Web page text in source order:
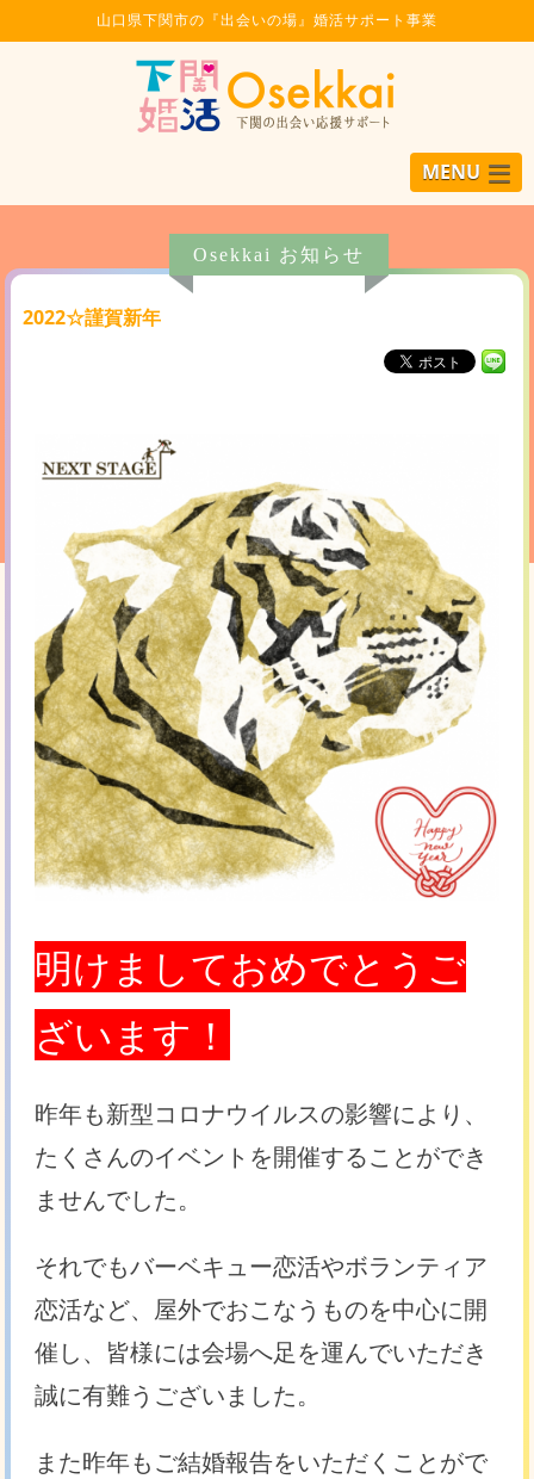
山口県下関市の『出会いの場』婚活サポート事業
MENU
Osekkai お知らせ
2022☆謹賀新年
明けましておめでとうご
ざいます！
昨年も新型コロナウイルスの影響により、
たくさんのイベントを開催することができ
ませんでした。
それでもバーベキュー恋活やボランティア
恋活など、屋外でおこなうものを中心に開
催し、皆様には会場へ足を運んでいただき
誠に有難うございました。
また昨年もご結婚報告をいただくことがで